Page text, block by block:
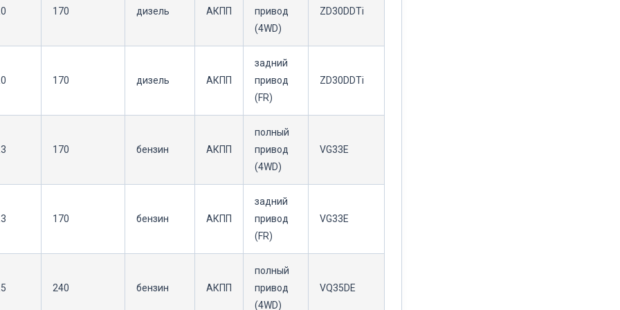
170 дизель АКПП
привод
(4WD)
ZD30DDTi
170 дизель АКПП
задний
привод
(FR)
ZD30DDTi
170 бензин АКПП
полный
привод
(4WD)
VG33E
170 бензин АКПП
задний
привод
(FR)
VG33E
240 бензин АКПП
полный
привод
(4WD)
VQ35DE